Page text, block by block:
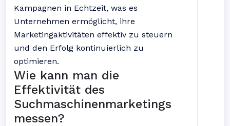
Kampagnen in Echtzeit, was es
Unternehmen ermöglicht, ihre
Marketingaktivitäten effektiv zu steuern
und den Erfolg kontinuierlich zu
optimieren.
Wie kann man die
Effektivität des
Suchmaschinenmarketings
messen?